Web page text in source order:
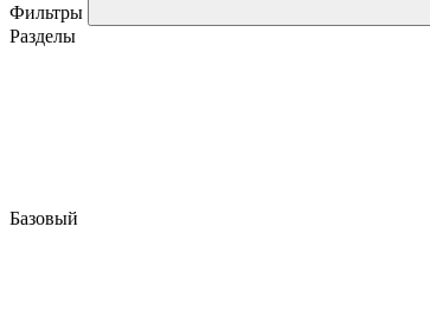
Фильтры
Разделы
Базовый